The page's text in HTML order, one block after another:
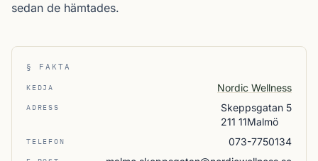
sedan de hämtades.
§ FAKTA
KEDJA Nordic Wellness
ADRESS
Skeppsgatan 5
211 11Malmö
TELEFON 073-7750134